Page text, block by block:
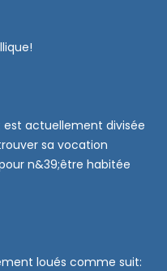
actuellement divisée
sa vocation
n&39;être habitée
loués comme suit: